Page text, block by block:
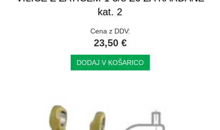
kat. 2
Cena z DDV:
23,50 €
DODAJ V KOŠARICO